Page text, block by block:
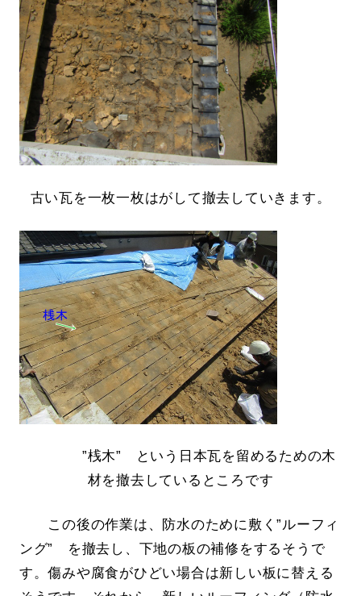
古い瓦を一枚一枚はがして撤去していきます。
”桟木” という日本瓦を留めるための木
材を撤去しているところです
この後の作業は、防水のために敷く”ルーフィ
ング” を撤去し、下地の板の補修をするそうで
す。傷みや腐食がひどい場合は新しい板に替える